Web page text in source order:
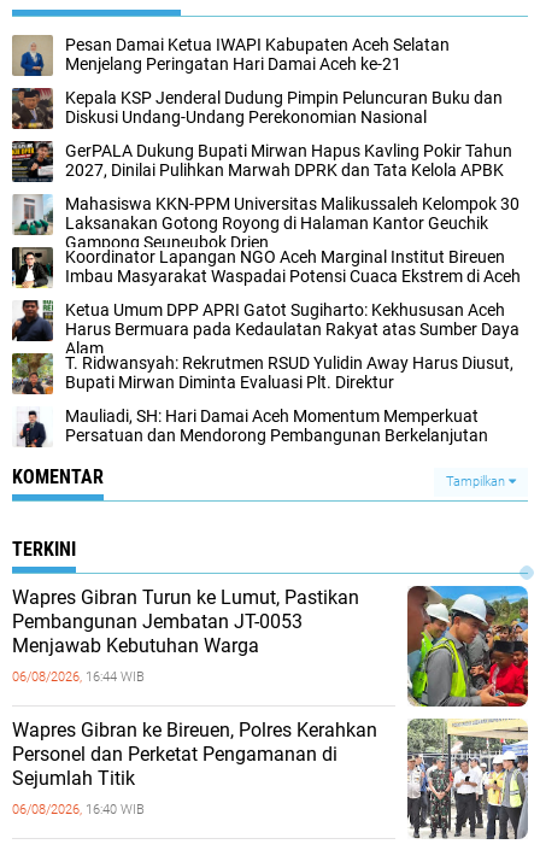
‎Pesan Damai Ketua IWAPI Kabupaten Aceh Selatan
Menjelang Peringatan Hari Damai Aceh ke-21
Kepala KSP Jenderal Dudung Pimpin Peluncuran Buku dan
Diskusi Undang-Undang Perekonomian Nasional
GerPALA Dukung Bupati Mirwan Hapus Kavling Pokir Tahun
2027, Dinilai Pulihkan Marwah DPRK dan Tata Kelola APBK
Mahasiswa KKN-PPM Universitas Malikussaleh Kelompok 30
Laksanakan Gotong Royong di Halaman Kantor Geuchik
Gampong Seuneubok Drien
Koordinator Lapangan NGO Aceh Marginal Institut Bireuen
Imbau Masyarakat Waspadai Potensi Cuaca Ekstrem di Aceh
Ketua Umum DPP APRI Gatot Sugiharto: Kekhususan Aceh
Harus Bermuara pada Kedaulatan Rakyat atas Sumber Daya
Alam
T. Ridwansyah: Rekrutmen RSUD Yulidin Away Harus Diusut,
Bupati Mirwan Diminta Evaluasi Plt. Direktur
Mauliadi, SH: Hari Damai Aceh Momentum Memperkuat
Persatuan dan Mendorong Pembangunan Berkelanjutan
KOMENTAR Tampilkan
TERKINI
Wapres Gibran Turun ke Lumut, Pastikan
Pembangunan Jembatan JT-0053
Menjawab Kebutuhan Warga
06/08/2026, 16:44 WIB
Wapres Gibran ke Bireuen, Polres Kerahkan
Personel dan Perketat Pengamanan di
Sejumlah Titik
06/08/2026, 16:40 WIB